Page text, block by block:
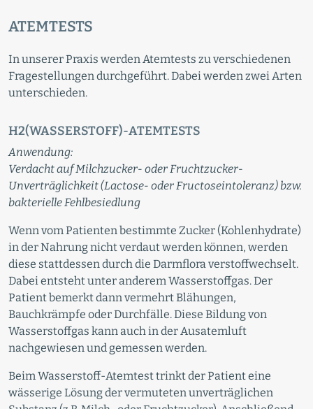
ATEMTESTS
In unserer Praxis werden Atemtests zu verschiedenen
Fragestellungen durchgeführt. Dabei werden zwei Arten
unterschieden.
H2(WASSERSTOFF)-ATEMTESTS
Anwendung:
Verdacht auf Milchzucker- oder Fruchtzucker-
Unverträglichkeit (Lactose- oder Fructoseintoleranz) bzw.
bakterielle Fehlbesiedlung
Wenn vom Patienten bestimmte Zucker (Kohlenhydrate)
in der Nahrung nicht verdaut werden können, werden
diese stattdessen durch die Darmflora verstoffwechselt.
Dabei entsteht unter anderem Wasserstoffgas. Der
Patient bemerkt dann vermehrt Blähungen,
Bauchkrämpfe oder Durchfälle. Diese Bildung von
Wasserstoffgas kann auch in der Ausatemluft
nachgewiesen und gemessen werden.
Beim Wasserstoff-Atemtest trinkt der Patient eine
wässerige Lösung der vermuteten unverträglichen